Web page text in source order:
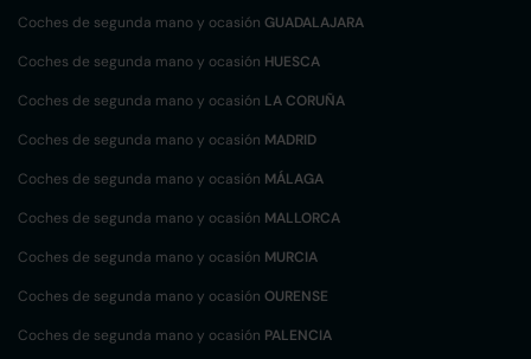
Coches de segunda mano y ocasión GUADALAJARA
Coches de segunda mano y ocasión HUESCA
Coches de segunda mano y ocasión LA CORUÑA
Coches de segunda mano y ocasión MADRID
Coches de segunda mano y ocasión MÁLAGA
Coches de segunda mano y ocasión MALLORCA
Coches de segunda mano y ocasión MURCIA
Coches de segunda mano y ocasión OURENSE
Coches de segunda mano y ocasión PALENCIA